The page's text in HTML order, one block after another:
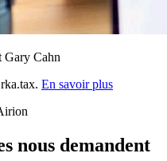
Gary Cahn
En savoir plus
nous demandent